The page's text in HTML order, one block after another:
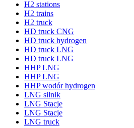
H2 stations
H2 trains
H2 truck
HD truck CNG
HD truck hydrogen
HD truck LNG
HD truck LNG
HHP LNG
HHP LNG
HHP wodór hydrogen
LNG silnik
LNG Stacje
LNG Stacje
LNG truck